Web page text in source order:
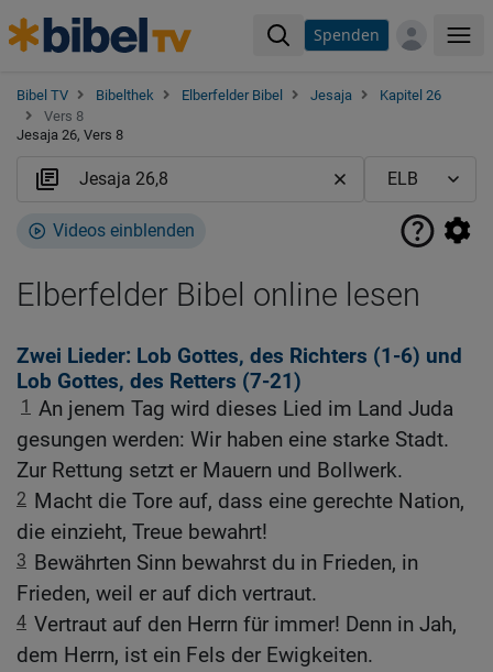
Spenden
Bibel TV Bibelthek Elberfelder Bibel Jesaja
Kapitel 26
Vers 8
Jesaja 26, Vers 8
Videos einblenden
Elberfelder Bibel online lesen
Zwei Lieder: Lob Gottes, des Richters (1-6) und
Lob Gottes, des Retters (7-21)
1 An jenem Tag wird dieses Lied im Land Juda
gesungen werden: Wir haben eine starke Stadt.
Zur Rettung setzt er Mauern und Bollwerk.
2 Macht die Tore auf, dass eine gerechte Nation,
die einzieht, Treue bewahrt!
3 Bewährten Sinn bewahrst du in Frieden, in
Frieden, weil er auf dich vertraut.
4 Vertraut auf den Herrn für immer! Denn in Jah,
dem Herrn, ist ein Fels der Ewigkeiten.